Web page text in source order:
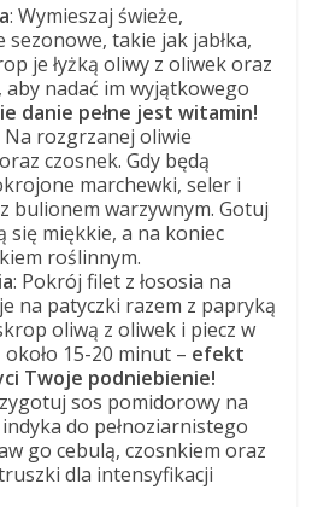
: Wymieszaj świeże,
takie jak jabłka,
je łyżką oliwy z oliwek oraz
aby nadać im wyjątkowego
danie pełne jest witamin!
Na rozgrzanej oliwie
czosnek. Gdy będą
marchewki, seler i
bulionem warzywnym. Gotuj
się miękkie, a na koniec
roślinnym.
: Pokrój filet z łososia na
na patyczki razem z papryką
oliwą z oliwek i piecz w
15-20 minut – efekt
Twoje podniebienie!
sos pomidorowy na
do pełnoziarnistego
go cebulą, czosnkiem oraz
dla intensyfikacji